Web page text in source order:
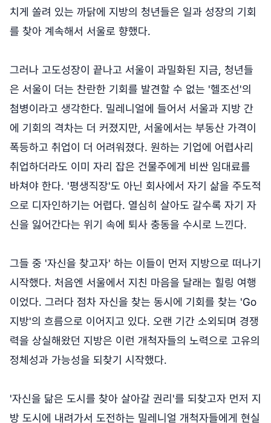
치게 쏠려 있는 까닭에 지방의 청년들은 일과 성장의 기회
를 찾아 계속해서 서울로 향했다.
그러나 고도성장이 끝나고 서울이 과밀화된 지금, 청년들
은 서울이 더는 찬란한 기회를 발견할 수 없는 '헬조선'의
첨병이라고 생각한다. 밀레니얼에 들어서 서울과 지방 간
에 기회의 격차는 더 커졌지만, 서울에서는 부동산 가격이
폭등하고 취업이 더 어려워졌다. 원하는 기업에 어렵사리
취업하더라도 이미 자리 잡은 건물주에게 비싼 임대료를
바쳐야 한다. '평생직장'도 아닌 회사에서 자기 삶을 주도적
으로 디자인하기는 어렵다. 열심히 살아도 갈수록 자기 자
신을 잃어간다는 위기 속에 퇴사 충동을 수시로 느낀다.
그들 중 '자신을 찾고자' 하는 이들이 먼저 지방으로 떠나기
시작했다. 처음엔 서울에서 지친 마음을 달래는 힐링 여행
이었다. 그러다 점차 자신을 찾는 동시에 기회를 찾는 'Go
지방'의 흐름으로 이어지고 있다. 오랜 기간 소외되며 경쟁
력을 상실해왔던 지방은 이런 개척자들의 노력으로 고유의
정체성과 가능성을 되찾기 시작했다.
'자신을 닮은 도시를 찾아 살아갈 권리'를 되찾고자 먼저 지
방 도시에 내려가서 도전하는 밀레니얼 개척자들에게 현실